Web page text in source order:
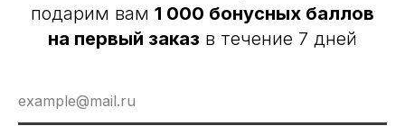
подарим вам 1 000 бонусных баллов
на первый заказ в течение 7 дней